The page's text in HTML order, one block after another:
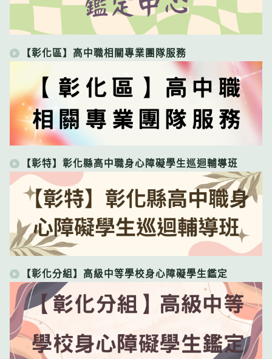
【彰化區】高中職相關專業團隊服務
【彰特】彰化縣高中職身心障礙學生巡迴輔導班
【彰化分組】高級中等學校身心障礙學生鑑定